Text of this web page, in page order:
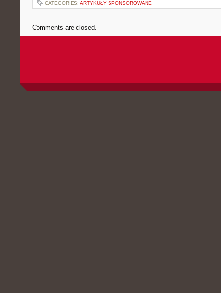
CATEGORIES: ARTYKUŁY SPONSOROWANE
Comments are closed.